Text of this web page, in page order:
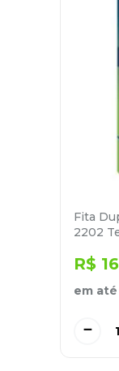
Fita
2202
R$ 16
em até
－